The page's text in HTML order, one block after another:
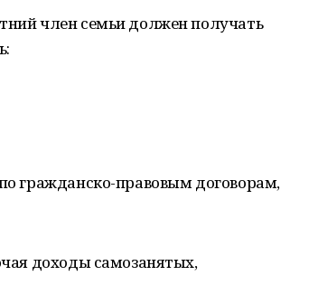
член семьи должен получать
гражданско-правовым договорам,
доходы самозанятых,